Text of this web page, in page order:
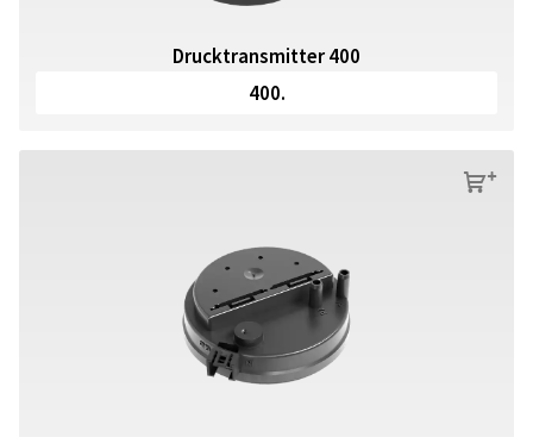
Drucktransmitter 400
400.
s